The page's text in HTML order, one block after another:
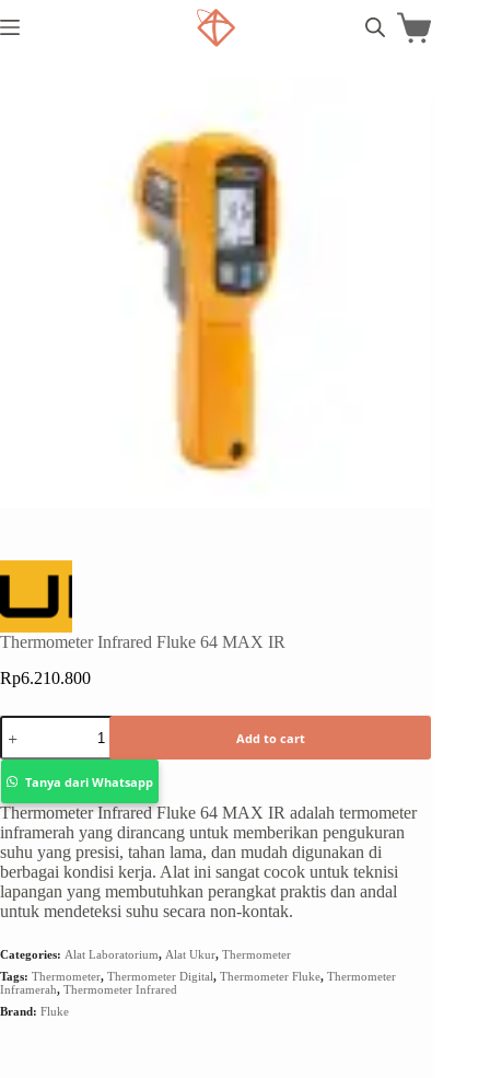
Thermometer Infrared Fluke 64 MAX IR
Rp6.210.800
Add to cart
Tanya dari Whatsapp
Thermometer Infrared Fluke 64 MAX IR adalah termometer
inframerah yang dirancang untuk memberikan pengukuran
suhu yang presisi, tahan lama, dan mudah digunakan di
berbagai kondisi kerja. Alat ini sangat cocok untuk teknisi
lapangan yang membutuhkan perangkat praktis dan andal
untuk mendeteksi suhu secara non-kontak.
Categories: Alat Laboratorium, Alat Ukur, Thermometer
Tags: Thermometer, Thermometer Digital, Thermometer Fluke, Thermometer
Inframerah, Thermometer Infrared
Brand: Fluke